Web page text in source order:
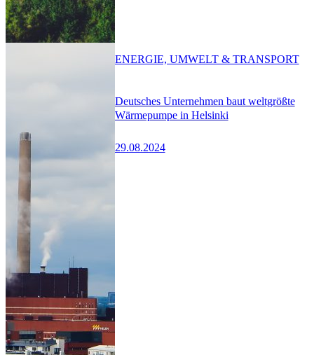
Deutsches Unternehmen baut weltgrößte
Wärmepumpe in Helsinki
29.08.2024
ENERGIE, UMWELT & TRANSPORT